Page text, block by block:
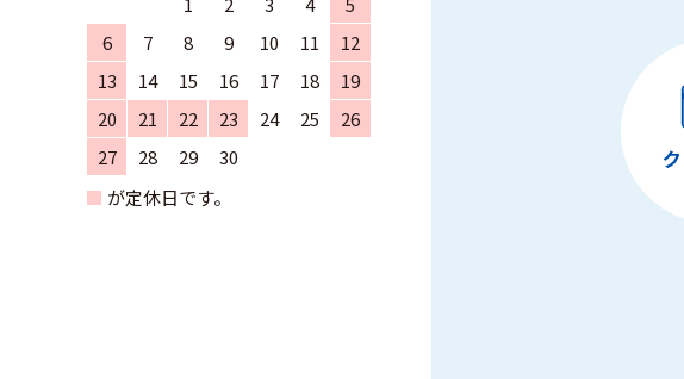
6
7 8 9 10 11
12
13
14 15 16 17 18
19
20
21 22 23 24 25
26
27
28 29
30
■ が定休日です。